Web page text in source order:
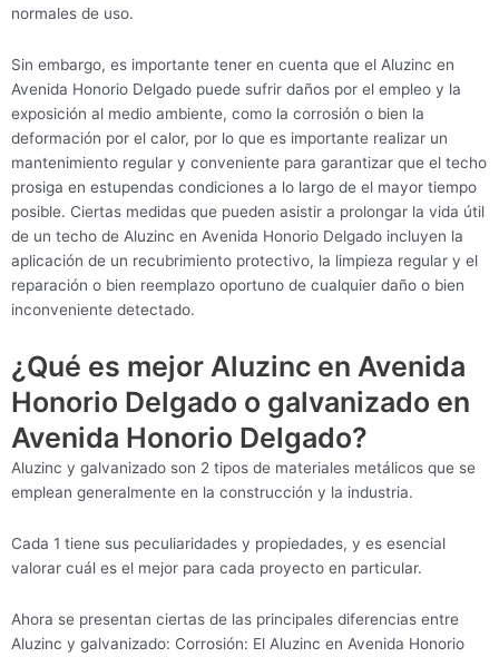
normales de uso.
Sin embargo, es importante tener en cuenta que el Aluzinc en
Avenida Honorio Delgado puede sufrir daños por el empleo y la
exposición al medio ambiente, como la corrosión o bien la
deformación por el calor, por lo que es importante realizar un
mantenimiento regular y conveniente para garantizar que el techo
prosiga en estupendas condiciones a lo largo de el mayor tiempo
posible. Ciertas medidas que pueden asistir a prolongar la vida útil
de un techo de Aluzinc en Avenida Honorio Delgado incluyen la
aplicación de un recubrimiento protectivo, la limpieza regular y el
reparación o bien reemplazo oportuno de cualquier daño o bien
inconveniente detectado.
¿Qué es mejor Aluzinc en Avenida
Honorio Delgado o galvanizado en
Avenida Honorio Delgado?
Aluzinc y galvanizado son 2 tipos de materiales metálicos que se
emplean generalmente en la construcción y la industria.
Cada 1 tiene sus peculiaridades y propiedades, y es esencial
valorar cuál es el mejor para cada proyecto en particular.
Ahora se presentan ciertas de las principales diferencias entre
Aluzinc y galvanizado: Corrosión: El Aluzinc en Avenida Honorio